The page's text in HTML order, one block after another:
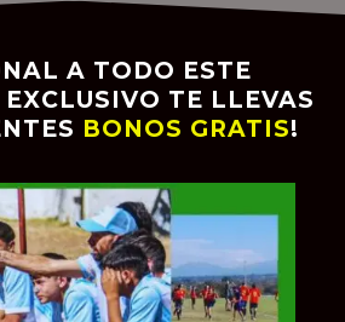
A TODO ESTE
TE LLEVAS
BONOS GRATIS!